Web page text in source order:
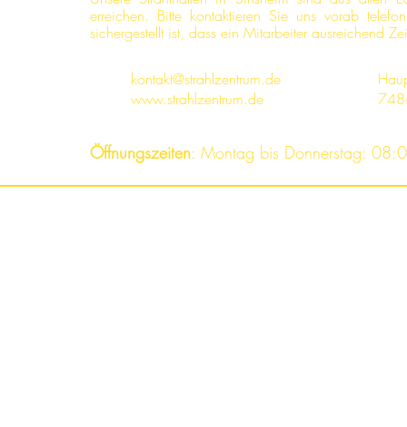
erreichen. Bitte kontaktieren Sie uns vorab
sichergestellt ist, dass ein Mitarbeiter ausreichend
kontakt@strahlzentrum.de
www.strahlzentrum.de
Öffnungszeiten: Montag bis Donnerstag: